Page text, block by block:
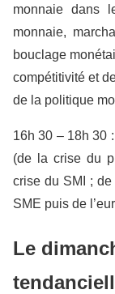
monnaie dans
monnaie,
bouclage
compétitivité et
de la politique
16h 30 – 18h 30
(de la crise du
crise du SMI ;
SME puis de
Le